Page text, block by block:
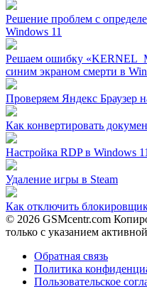
Решение проблем с
Windows 11
Решаем ошибку
синим экраном смерти в
Проверяем Яндекс Браузер
Как конвертировать
Настройка RDP в Windows 11
Удаление игры в Steam
Как отключить
© 2026 GSMcentr.com
только с указанием
Обратная связь
Политика
Пользовательское